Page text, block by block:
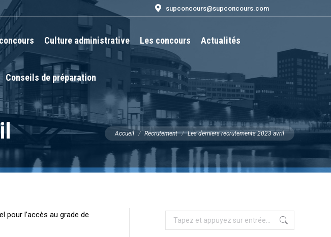
supconcours@supconcours.com
Culture administrative Les concours Actualités
Conseils de préparation
Recherche
Vous êtes ici :
Accueil Recrutement Les derniers recrutements 2023 avril
pour l’accès au grade de
Recherche
: